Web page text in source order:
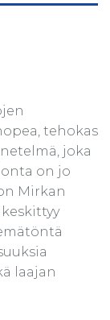
tehokas
joka
on jo
Mirkan
laajan